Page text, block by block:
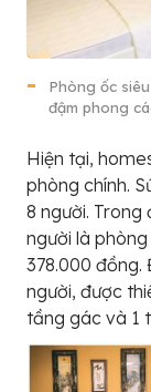
Phòng ốc
đậm phong
Hiện tại,
phòng chính.
8 người. Trong
người là
378.000
người, được
tầng gác và 1